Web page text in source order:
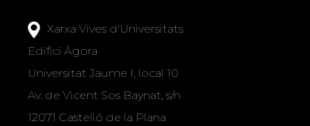
Xarxa Vives d'Universitats
Edifici Àgora
Universitat Jaume I, local 10
Av. de Vicent Sos Baynat, s/n
12071 Castelló de la Plana